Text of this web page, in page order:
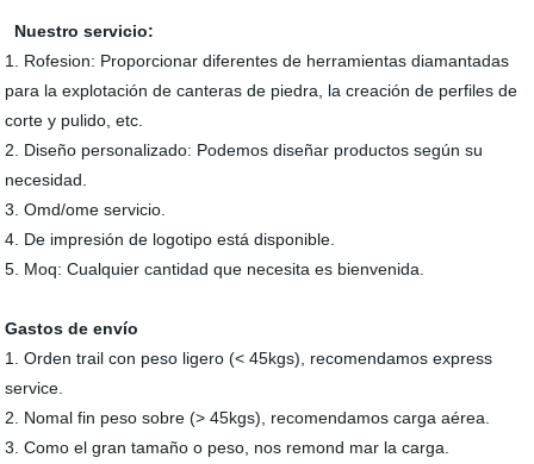
Nuestro servicio:
1. Rofesion: Proporcionar diferentes de herramientas diamantadas
para la explotación de canteras de piedra, la creación de perfiles de
corte y pulido, etc.
2. Diseño personalizado: Podemos diseñar productos según su
necesidad.
3. Omd/ome servicio.
4. De impresión de logotipo está disponible.
5. Moq: Cualquier cantidad que necesita es bienvenida.
Gastos de envío
1. Orden trail con peso ligero (< 45kgs), recomendamos express
service.
2. Nomal fin peso sobre (> 45kgs), recomendamos carga aérea.
3. Como el gran tamaño o peso, nos remond mar la carga.